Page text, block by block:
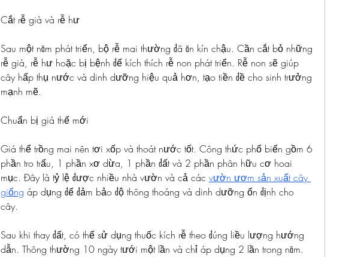
Cắt rễ già và rễ hư
Sau một năm phát triển, bộ rễ mai thường đã ăn kín chậu. Cần cắt bỏ những
rễ già, rễ hư hoặc bị bệnh để kích thích rễ non phát triển. Rễ non sẽ giúp
cây hấp thụ nước và dinh dưỡng hiệu quả hơn, tạo tiền đề cho sinh trưởng
mạnh mẽ.
Chuẩn bị giá thể mới
Giá thể trồng mai nên tơi xốp và thoát nước tốt. Công thức phổ biến gồm 6
phần tro trấu, 1 phần xơ dừa, 1 phần đất và 2 phần phân hữu cơ hoai
mục. Đây là tỷ lệ được nhiều nhà vườn và cả các vườn ươm sản xuất cây
giống áp dụng để đảm bảo độ thông thoáng và dinh dưỡng ổn định cho
cây.
Sau khi thay đất, có thể sử dụng thuốc kích rễ theo đúng liều lượng hướng
dẫn. Thông thường 10 ngày tưới một lần và chỉ áp dụng 2 lần trong năm.